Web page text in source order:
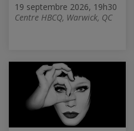
19 septembre 2026, 19h30
Centre HBCQ, Warwick, QC